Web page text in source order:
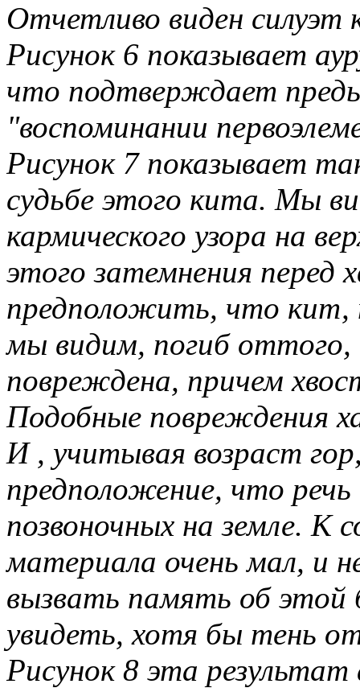
Отчетливо виден
Рисунок 6 показывает
что подтверждает
"воспоминании
Рисунок 7 показывает
судьбе этого кита. Мы
кармического узора на
этого затемнения
предположить, что кит,
мы видим, погиб оттого,
повреждена, причем
Подобные повреждения
И , учитывая возраст
предположение, что
позвоночных на земле. К
материала очень мал, и
вызвать память об этой
увидеть, хотя бы тень
Рисунок 8 эта результат